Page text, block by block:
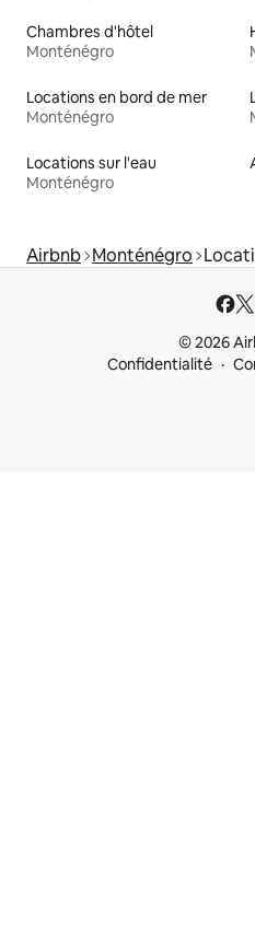
Chambres d'hôtel
Monténégro
Locations en bord de mer
Monténégro
Locations sur l'eau
Monténégro
Airbnb Monténégro
© 2026
Confidentialité